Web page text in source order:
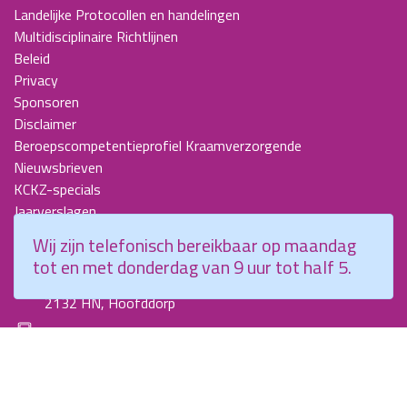
Landelijke Protocollen en handelingen
Multidisciplinaire Richtlijnen
Beleid
Privacy
Sponsoren
Disclaimer
Beroepscompetentieprofiel Kraamverzorgende
Nieuwsbrieven
KCKZ-specials
Jaarverslagen
Contact
Planetenweg 5
2132 HN, Hoofddorp
088 - 0076300
Wij zijn telefonisch bereikbaar op maandag
tot en met donderdag van 9 uur tot half 5.